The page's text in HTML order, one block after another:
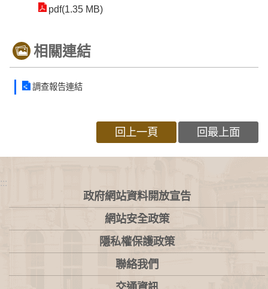
pdf(1.35 MB)
相關連結
調查報告連結
回上一頁 回最上面
:::
政府網站資料開放宣告
網站安全政策
隱私權保護政策
聯絡我們